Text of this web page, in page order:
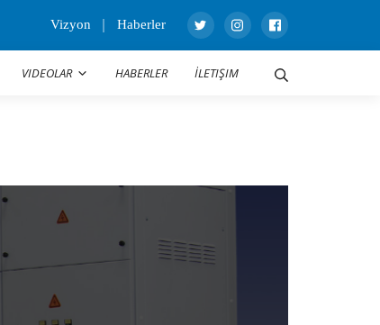
Vizyon Haberler
VIDEOLAR HABERLER İLETIŞIM